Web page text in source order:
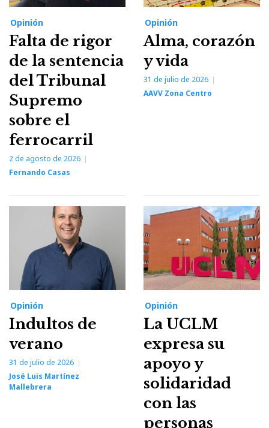
Opinión
Falta de rigor
de la sentencia
del Tribunal
Supremo
sobre el
ferrocarril
2 de agosto de 2026
Fernando Casas
Opinión
Alma, corazón
y vida
31 de julio de 2026
AAVV Zona Centro
Opinión
Indultos de
verano
31 de julio de 2026
José Luis Martínez
Mallebrera
Opinión
La UCLM
expresa su
apoyo y
solidaridad
con las
personas